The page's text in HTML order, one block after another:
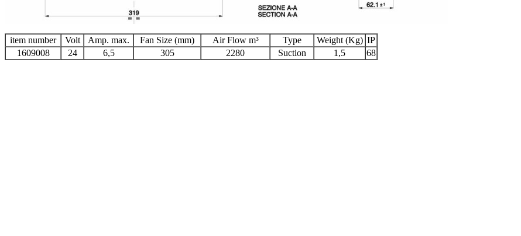
item number Volt Amp. max. Fan Size (mm) Air Flow m³ Type Weight (Kg) IP
1609008
24 6,5 305 2280 Suction 1,5 68